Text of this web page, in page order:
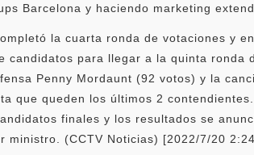
Barcelona y haciendo marketing
la cuarta ronda de votaciones y
para llegar a la quinta ronda
Penny Mordaunt (92 votos) y la
que queden los últimos 2
finales y los resultados se
(CCTV Noticias) [2022/7/20